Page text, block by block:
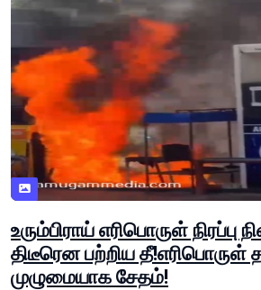
உரும்பிராய் எரிபொருள் நிரப்பு
திடீரென பற்றிய தீ!எரிபொருள்
முழுமையாக சேதம்!